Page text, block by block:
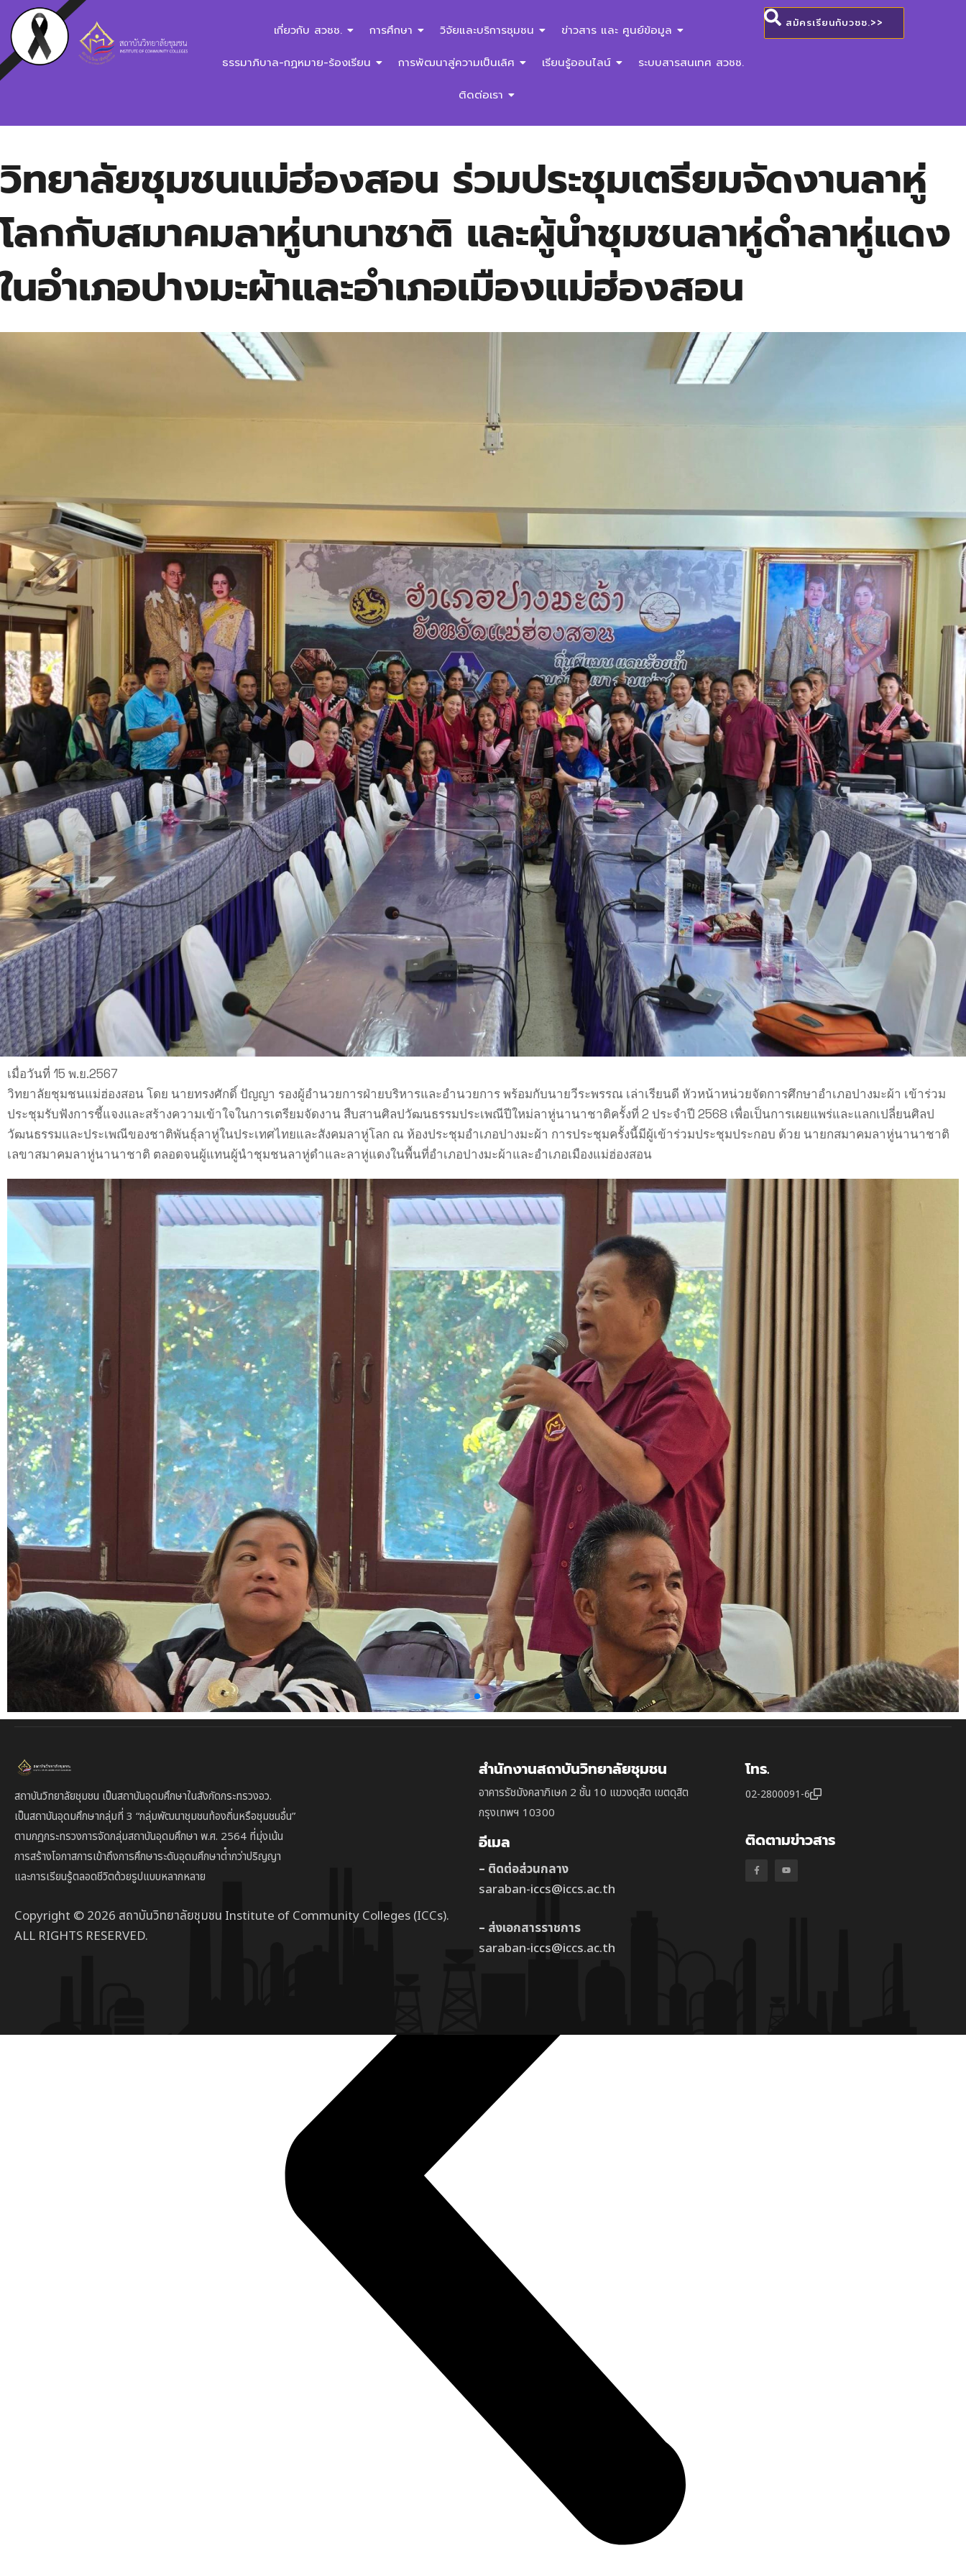
เกี่ยวกับ สวชช. การศึกษา วิจัยและบริการชุมชน ข่าวสาร และ ศูนย์ข้อมูล
ธรรมาภิบาล-กฏหมาย-ร้องเรียน การพัฒนาสู่ความเป็นเลิศ เรียนรู้ออนไลน์ ระบบสารสนเทศ สวชช.
ติดต่อเรา
สมัครเรียนกับวชช.>>
วิทยาลัยชุมชนแม่ฮ่องสอน ร่วมประชุมเตรียมจัดงานลาหู่
โลกกับสมาคมลาหู่นานาชาติ และผู้นำชุมชนลาหู่ดำลาหู่แดง
ในอำเภอปางมะผ้าและอำเภอเมืองแม่ฮ่องสอน
เมื่อวันที่ 15 พ.ย.2567
วิทยาลัยชุมชนแม่ฮ่องสอน โดย นายทรงศักดิ์ ปัญญา รองผู้อำนวยการฝ่ายบริหารและอำนวยการ พร้อมกับนายวีระพรรณ เล่าเรียนดี หัวหน้าหน่วยจัดการศึกษาอำเภอปางมะผ้า เข้าร่วม
ประชุมรับฟังการชี้แจงและสร้างความเข้าใจในการเตรียมจัดงาน สืบสานศิลปวัฒนธรรมประเพณีปีใหม่ลาหู่นานาชาติครั้งที่ 2 ประจำปี 2568 เพื่อเป็นการเผยแพร่และแลกเปลี่ยนศิลป
วัฒนธรรมและประเพณีของชาติพันธุ์ลาหู่ในประเทศไทยและสังคมลาหู่โลก ณ ห้องประชุมอำเภอปางมะผ้า การประชุมครั้งนี้มีผู้เข้าร่วมประชุมประกอบ ด้วย นายกสมาคมลาหู่นานาชาติ
เลขาสมาคมลาหู่นานาชาติ ตลอดจนผู้แทนผู้นำชุมชนลาหู่ดำและลาหู่แดงในพื้นที่อำเภอปางมะผ้าและอำเภอเมืองแม่ฮ่องสอน
สถาบันวิทยาลัยชุมชน เป็นสถาบันอุดมศึกษาในสังกัดกระทรวงอว.
เป็นสถาบันอุดมศึกษากลุ่มที่ 3 “กลุ่มพัฒนาชุมชนท้องถิ่นหรือชุมชนอื่น”
ตามกฎกระทรวงการจัดกลุ่มสถาบันอุดมศึกษา พ.ศ. 2564 ที่มุ่งเน้น
การสร้างโอกาสการเข้าถึงการศึกษาระดับอุดมศึกษาต่ํากว่าปริญญา
และการเรียนรู้ตลอดชีวิตด้วยรูปแบบหลากหลาย
Copyright © 2026 สถาบันวิทยาลัยชุมชน Institute of Community Colleges (ICCs).
ALL RIGHTS RESERVED.
สำนักงานสถาบันวิทยาลัยชุมชน
อาคารรัชมังคลาภิเษก 2 ชั้น 10 แขวงดุสิต เขตดุสิต
กรุงเทพฯ 10300
อีเมล
– ติดต่อส่วนกลาง
saraban-iccs@iccs.ac.th
– ส่งเอกสารราชการ
saraban-iccs@iccs.ac.th
โทร.
02-2800091-6
ติดตามข่าวสาร